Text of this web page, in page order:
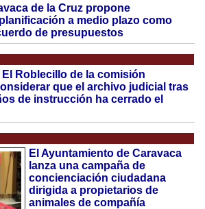
de la Cruz propone
a medio plazo como
de presupuestos
El Roblecillo de la comisión
que el archivo judicial tras
de instrucción ha cerrado el
El Ayuntamiento de Caravaca
lanza una campaña de
concienciación ciudadana
dirigida a propietarios de
animales de compañía